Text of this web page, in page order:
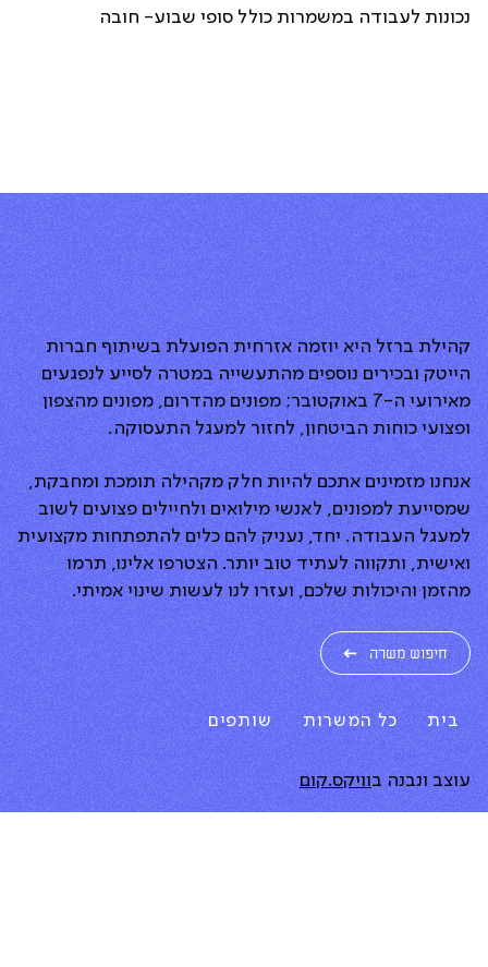
נכונות לעבודה במשמרות כולל סופי שבוע- חובה
קהילת ברזל היא יוזמה אזרחית הפועלת בשיתוף חברות
הייטק ובכירים נוספים מהתעשייה במטרה לסייע לנפגעים
מאירועי ה-7 באוקטובר; מפונים מהדרום, מפונים מהצפון
ופצועי כוחות הביטחון, לחזור למעגל התעסוקה.
אנחנו מזמינים אתכם להיות חלק מקהילה תומכת ומחבקת,
שמסייעת למפונים, לאנשי מילואים ולחיילים פצועים לשוב
למעגל העבודה. יחד, נעניק להם כלים להתפתחות מקצועית
ואישית, ותקווה לעתיד טוב יותר. הצטרפו אלינו, תרמו
מהזמן והיכולות שלכם, ועזרו לנו לעשות שינוי אמיתי.
חיפוש משרה
בית כל המשרות שותפים
עוצב ונבנה בוויקס.קום